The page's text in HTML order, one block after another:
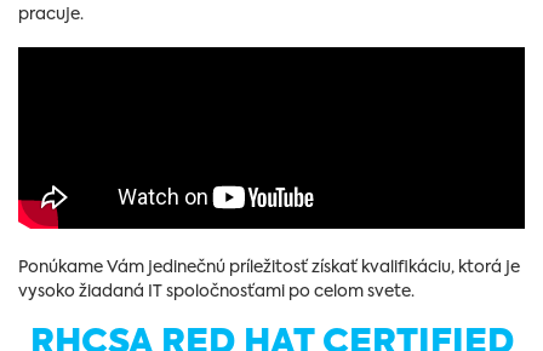
pracuje.
Ponúkame Vám jedinečnú príležitosť získať kvalifikáciu, ktorá je
vysoko žiadaná IT spoločnosťami po celom svete.
RHCSA RED HAT CERTIFIED